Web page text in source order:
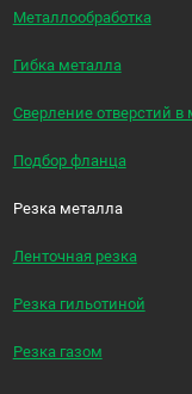
Металлообработка
Гибка металла
Сверление отверстий в
Подбор фланца
Резка металла
Ленточная резка
Резка гильотиной
Резка газом